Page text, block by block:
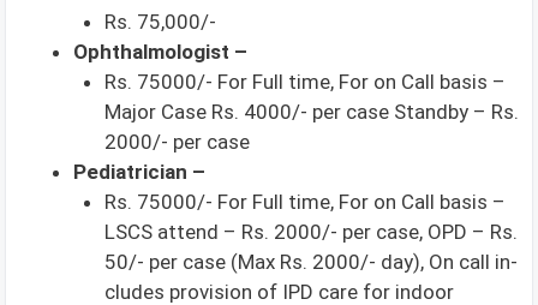
Rs. 75,000/-
Ophthalmologist –
Rs. 75000/- For Full time, For on Call basis –
Major Case Rs. 4000/- per case Standby – Rs.
2000/- per case
Pediatrician –
Rs. 75000/- For Full time, For on Call basis –
LSCS attend – Rs. 2000/- per case, OPD – Rs.
50/- per case (Max Rs. 2000/- day), On call in-
cludes provision of IPD care for indoor